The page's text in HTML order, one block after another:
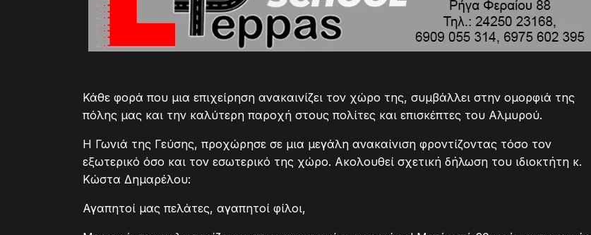
Κάθε φορά που μια επιχείρηση ανακαινίζει τον χώρο της, συμβάλλει στην ομορφιά της
πόλης μας και την καλύτερη παροχή στους πολίτες και επισκέπτες του Αλμυρού.
Η Γωνιά της Γεύσης, προχώρησε σε μια μεγάλη ανακαίνιση φροντίζοντας τόσο τον
εξωτερικό όσο και τον εσωτερικό της χώρο. Ακολουθεί σχετική δήλωση του ιδιοκτήτη κ.
Κώστα Δημαρέλου:
Αγαπητοί μας πελάτες, αγαπητοί φίλοι,